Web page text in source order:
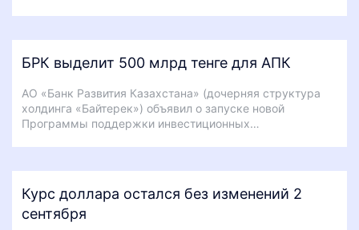
БРК выделит 500 млрд тенге для АПК
АО «Банк Развития Казахстана» (дочерняя структура
холдинга «Байтерек») объявил о запуске новой
Программы поддержки инвестиционных…
Курс доллара остался без изменений 2
сентября